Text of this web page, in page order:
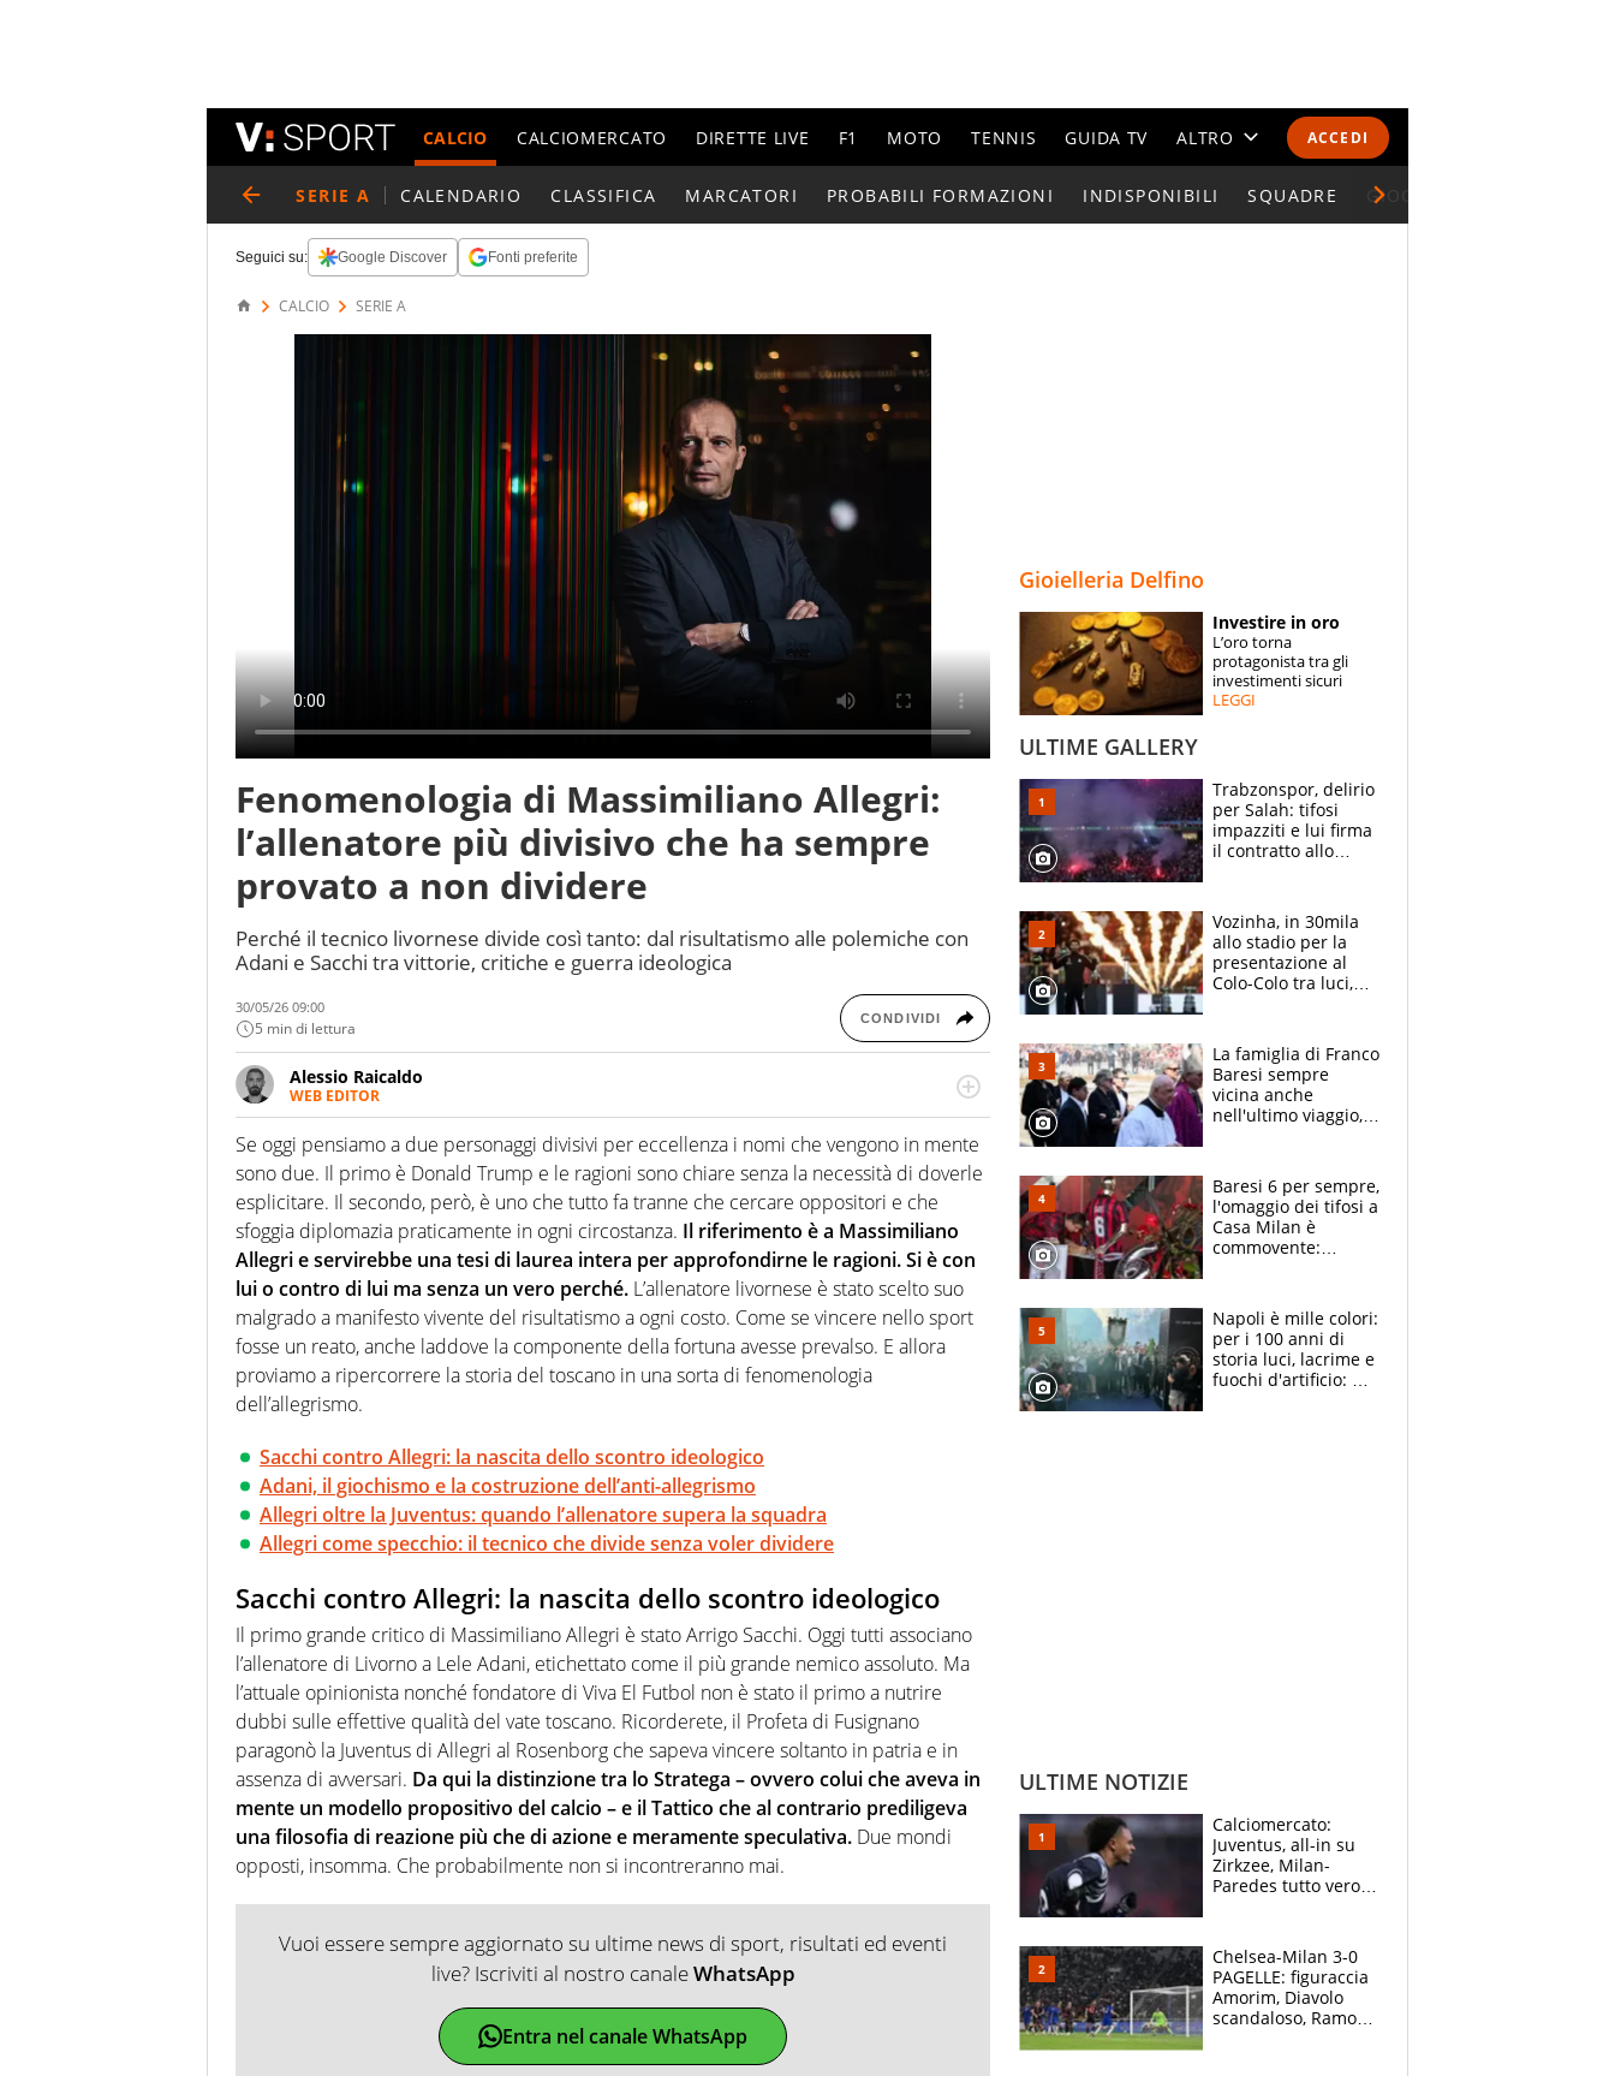
ACCEDI
CALCIO CALCIOMERCATO DIRETTE LIVE F1 MOTO TENNIS GUIDA TV ALTRO
CALENDARI E CLASSIFICHE
ESPERTI
CONTATTI
SERIE A CALENDARIO CLASSIFICA MARCATORI PROBABILI FORMAZIONI INDISPONIBILI SQUADRE GIOCATORI SERIE A
Seguici su: Google Discover Fonti preferite
CALCIO SERIE A
Fenomenologia di Massimiliano Allegri:
l’allenatore più divisivo che ha sempre
provato a non dividere
Perché il tecnico livornese divide così tanto: dal risultatismo alle polemiche con
Adani e Sacchi tra vittorie, critiche e guerra ideologica
30/05/26 09:00
5 min di lettura CONDIVIDI
Alessio Raicaldo
WEB EDITOR
Un figlio che si chiama Diego e la tesi di laurea sugli stadi di proprietà in Italia. Il calcio
quale filo conduttore irrinunciabile tra passione e professione. Per Virgilio Sport
indaga, approfondisce e scandaglia l'universo mondo dello sport per antonomasia
Se oggi pensiamo a due personaggi divisivi per eccellenza i nomi che vengono in mente
sono due. Il primo è Donald Trump e le ragioni sono chiare senza la necessità di doverle
esplicitare. Il secondo, però, è uno che tutto fa tranne che cercare oppositori e che
sfoggia diplomazia praticamente in ogni circostanza. Il riferimento è a Massimiliano
Allegri e servirebbe una tesi di laurea intera per approfondirne le ragioni. Si è con
lui o contro di lui ma senza un vero perché. L’allenatore livornese è stato scelto suo
malgrado a manifesto vivente del risultatismo a ogni costo. Come se vincere nello sport
fosse un reato, anche laddove la componente della fortuna avesse prevalso. E allora
proviamo a ripercorrere la storia del toscano in una sorta di fenomenologia
dell’allegrismo.
Sacchi contro Allegri: la nascita dello scontro ideologico
Adani, il giochismo e la costruzione dell’anti-allegrismo
Allegri oltre la Juventus: quando l’allenatore supera la squadra
Allegri come specchio: il tecnico che divide senza voler dividere
Sacchi contro Allegri: la nascita dello scontro ideologico
Il primo grande critico di Massimiliano Allegri è stato Arrigo Sacchi. Oggi tutti associano
l’allenatore di Livorno a Lele Adani, etichettato come il più grande nemico assoluto. Ma
l’attuale opinionista nonché fondatore di Viva El Futbol non è stato il primo a nutrire
dubbi sulle effettive qualità del vate toscano. Ricorderete, il Profeta di Fusignano
paragonò la Juventus di Allegri al Rosenborg che sapeva vincere soltanto in patria e in
assenza di avversari. Da qui la distinzione tra lo Stratega – ovvero colui che aveva in
mente un modello propositivo del calcio – e il Tattico che al contrario prediligeva
una filosofia di reazione più che di azione e meramente speculativa. Due mondi
opposti, insomma. Che probabilmente non si incontreranno mai.
Vuoi essere sempre aggiornato su ultime news di sport, risultati ed eventi
live? Iscriviti al nostro canaleWhatsApp
Entra nel canale WhatsApp
Gioielleria Delfino
Investire in oro
L’oro torna
protagonista tra gli
investimenti sicuri
LEGGI
ULTIME GALLERY
Trabzonspor, delirio
per Salah: tifosi
impazziti e lui firma
il contratto allo
Vozinha, in 30mila
allo stadio per la
presentazione al
Colo-Colo tra luci,
La famiglia di Franco
Baresi sempre
vicina anche
nell'ultimo viaggio,
circondati
dall'affetto dei tifosi
Baresi 6 per sempre,
l'omaggio dei tifosi a
Casa Milan è
commovente:
bigliettini
Napoli è mille colori:
per i 100 anni di
storia luci, lacrime e
fuochi d'artificio: De
ULTIME NOTIZIE
Calciomercato:
Juventus, all-in su
Zirkzee, Milan-
Paredes tutto vero,
Chelsea-Milan 3-0
PAGELLE: figuraccia
Amorim, Diavolo
scandaloso, Ramos